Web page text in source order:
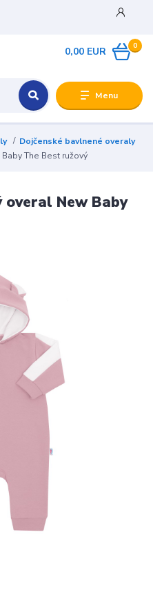
Menu
0
0,00 EUR
Dojčenské bavlnené overaly
The Best ružový
New Baby